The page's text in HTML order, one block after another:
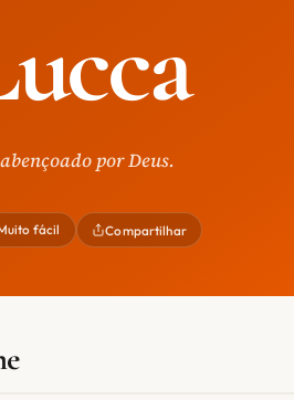
por Deus.
fácil Compartilhar